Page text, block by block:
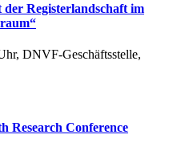
Registerlandschaft im
DNVF-Geschäftsstelle,
Research Conference